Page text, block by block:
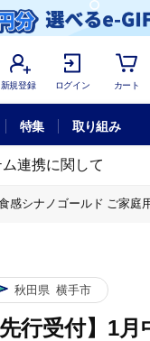
新規登録 ログイン カート
特集 取り組み
連携に関して
感シナノゴールド ご家
秋田県 横手市
先行受付】1